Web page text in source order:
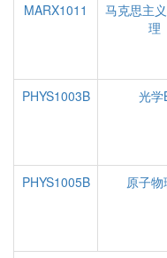
MARX1011
马克思主
理
PHYS1003B
光学
PHYS1005B
原子物